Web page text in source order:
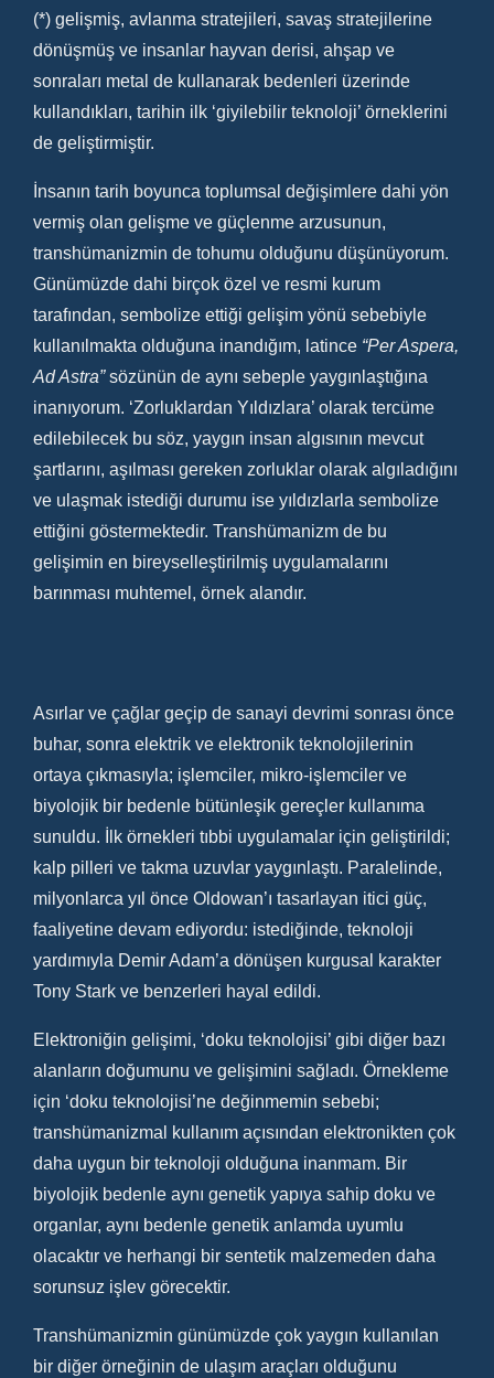
(*) gelişmiş, avlanma stratejileri, savaş stratejilerine
dönüşmüş ve insanlar hayvan derisi, ahşap ve
sonraları metal de kullanarak bedenleri üzerinde
kullandıkları, tarihin ilk ‘giyilebilir teknoloji’ örneklerini
de geliştirmiştir.
İnsanın tarih boyunca toplumsal değişimlere dahi yön
vermiş olan gelişme ve güçlenme arzusunun,
transhümanizmin de tohumu olduğunu düşünüyorum.
Günümüzde dahi birçok özel ve resmi kurum
tarafından, sembolize ettiği gelişim yönü sebebiyle
kullanılmakta olduğuna inandığım, latince “Per Aspera,
Ad Astra”sözünün de aynı sebeple yaygınlaştığına
inanıyorum. ‘Zorluklardan Yıldızlara’ olarak tercüme
edilebilecek bu söz, yaygın insan algısının mevcut
şartlarını, aşılması gereken zorluklar olarak algıladığını
ve ulaşmak istediği durumu ise yıldızlarla sembolize
ettiğini göstermektedir. Transhümanizm de bu
gelişimin en bireyselleştirilmiş uygulamalarını
barınması muhtemel, örnek alandır.
Asırlar ve çağlar geçip de sanayi devrimi sonrası önce
buhar, sonra elektrik ve elektronik teknolojilerinin
ortaya çıkmasıyla; işlemciler, mikro-işlemciler ve
biyolojik bir bedenle bütünleşik gereçler kullanıma
sunuldu. İlk örnekleri tıbbi uygulamalar için geliştirildi;
kalp pilleri ve takma uzuvlar yaygınlaştı. Paralelinde,
milyonlarca yıl önce Oldowan’ı tasarlayan itici güç,
faaliyetine devam ediyordu: istediğinde, teknoloji
yardımıyla Demir Adam’a dönüşen kurgusal karakter
Tony Stark ve benzerleri hayal edildi.
Elektroniğin gelişimi, ‘doku teknolojisi’ gibi diğer bazı
alanların doğumunu ve gelişimini sağladı. Örnekleme
için ‘doku teknolojisi’ne değinmemin sebebi;
transhümanizmal kullanım açısından elektronikten çok
daha uygun bir teknoloji olduğuna inanmam. Bir
biyolojik bedenle aynı genetik yapıya sahip doku ve
organlar, aynı bedenle genetik anlamda uyumlu
olacaktır ve herhangi bir sentetik malzemeden daha
sorunsuz işlev görecektir.
Transhümanizmin günümüzde çok yaygın kullanılan
bir diğer örneğinin de ulaşım araçları olduğunu